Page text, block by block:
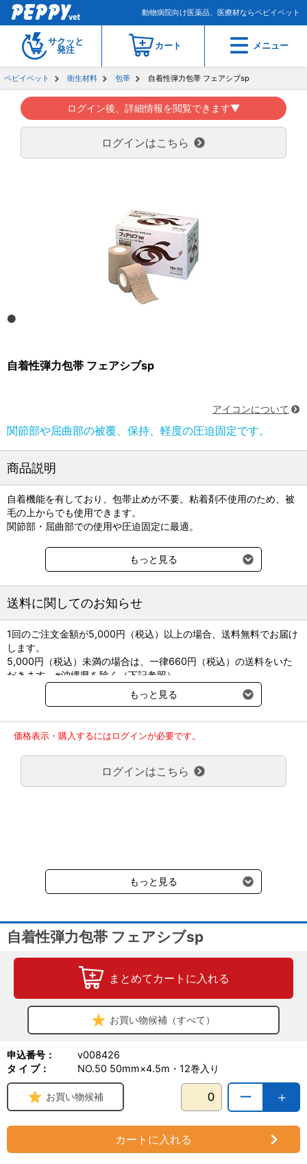
動物病院向け医薬品、医療材ならペピイベット
サクッと
発注
カート メニュー
ペピイベット 衛生材料 包帯 自着性弾力包帯 フェアシブsp
ログイン後、詳細情報を閲覧できます▼
ログインはこちら
自着性弾力包帯 フェアシブsp
アイコンについて
関節部や屈曲部の被覆、保持、軽度の圧迫固定です。
商品説明
自着機能を有しており、包帯止めが不要。粘着剤不使用のため、被
毛の上からでも使用できます。
関節部・屈曲部での使用や圧迫固定に最適。
●サイズ：50mm×4.5m、76mm×4.5m
もっと見る
送料に関してのお知らせ
1回のご注文金額が5,000円（税込）以上の場合、送料無料でお届け
します。
5,000円（税込）未満の場合は、一律660円（税込）の送料をいた
だきます。※沖縄県を除く（下記参照）
※2017年11月14日（火）より沖縄県へのお届けにつきましては、1
回のご注文金額（税込）が、30,000円以上で配送無料となります。
ご了承のほどよろしくお願い致します。
弊社都合でお届けが２回以上に分かれる場合の送料負担は、１回分
のみで新たな送料は発生しません。
大型商品送料が必要な商品をご注文の場合は、大型商品送料のみご
負担頂きます。
受けます。
もっと見る
価格表示・購入するにはログインが必要です。
ログインはこちら
もっと見る
自着性弾力包帯 フェアシブsp
まとめてカートに入れる
お買い物候補（すべて）
申込番号：
v008426
タ イ プ：
NO.50 50mm×4.5m・12巻入り
＋
ー
お買い物候補
カートに入れる